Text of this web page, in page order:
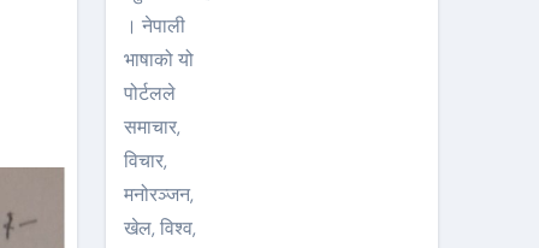
। नेपाली
भाषाको यो
पोर्टलले
समाचार,
विचार,
मनोरञ्जन,
खेल, विश्व,